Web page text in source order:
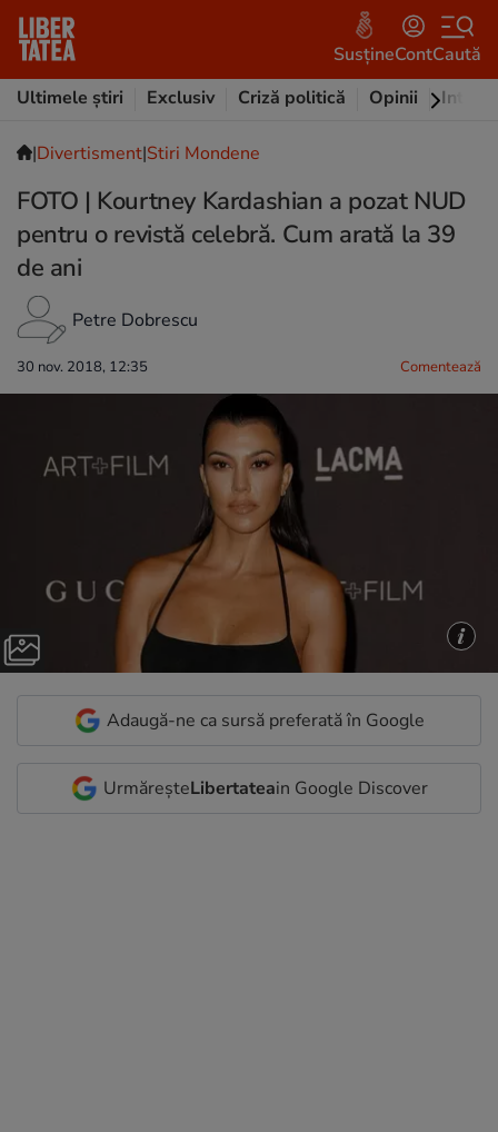
SusțineContCaută
Ultimele știri
Exclusiv Criză politică Opinii
|Divertisment|Stiri Mondene
FOTO | Kourtney Kardashian a pozat NUD
pentru o revistă celebră. Cum arată la 39
de ani
Petre Dobrescu
30 nov. 2018, 12:35 Comentează
Adaugă-ne ca sursă preferată în Google
UrmăreșteLibertateain Google Discover